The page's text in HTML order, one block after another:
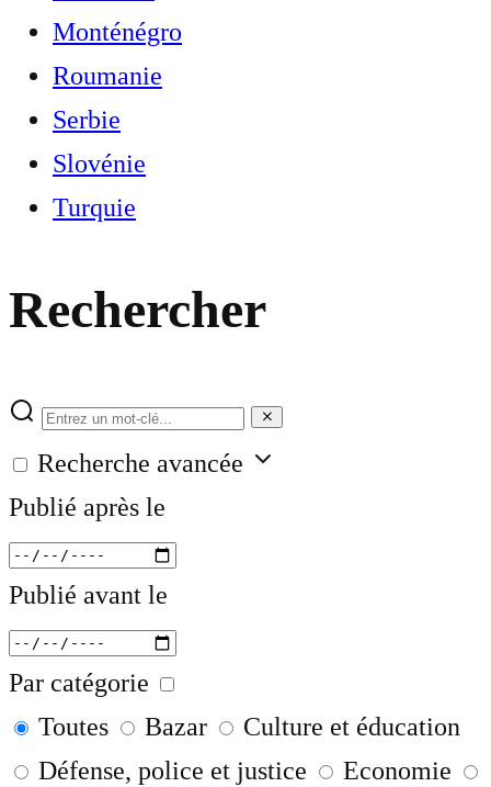
Monténégro
Roumanie
Serbie
Slovénie
Turquie
Rechercher
Recherche avancée
Publié après le
Publié avant le
Par catégorie
Toutes
Bazar
Culture et éducation
Défense, police et justice
Economie